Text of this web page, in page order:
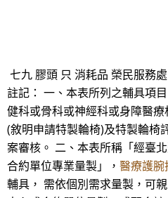
七九 膠頭 只 消耗品 榮民服務
註記： 一、本表所列之輔具項
健科或骨科或神經科或身障醫
(敘明申請特製輪椅)及特製輪椅
案審核。 二、本表所稱「經臺
合約單位專業量製」， 醫療護腕
輔具， 需依個別需求量製，可